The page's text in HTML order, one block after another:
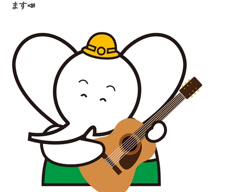
ます📣